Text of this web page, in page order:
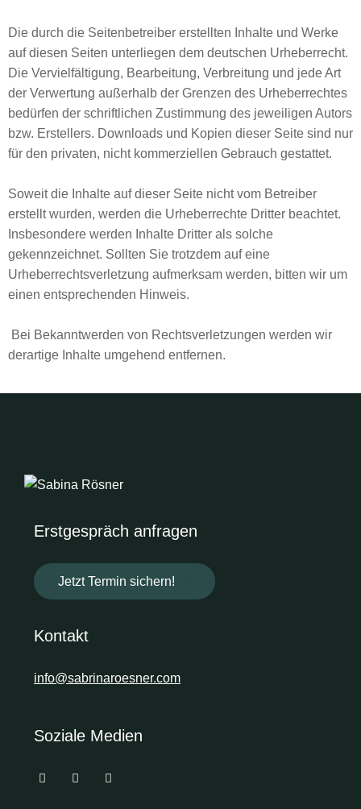
Die durch die Seitenbetreiber erstellten Inhalte und Werke
auf diesen Seiten unterliegen dem deutschen Urheberrecht.
Die Vervielfältigung, Bearbeitung, Verbreitung und jede Art
der Verwertung außerhalb der Grenzen des Urheberrechtes
bedürfen der schriftlichen Zustimmung des jeweiligen Autors
bzw. Erstellers. Downloads und Kopien dieser Seite sind nur
für den privaten, nicht kommerziellen Gebrauch gestattet.
Soweit die Inhalte auf dieser Seite nicht vom Betreiber
erstellt wurden, werden die Urheberrechte Dritter beachtet.
Insbesondere werden Inhalte Dritter als solche
gekennzeichnet. Sollten Sie trotzdem auf eine
Urheberrechtsverletzung aufmerksam werden, bitten wir um
einen entsprechenden Hinweis.
Bei Bekanntwerden von Rechtsverletzungen werden wir
derartige Inhalte umgehend entfernen.
Erstgespräch anfragen
Jetzt Termin sichern!
Kontakt
info@sabrinaroesner.com
Soziale Medien